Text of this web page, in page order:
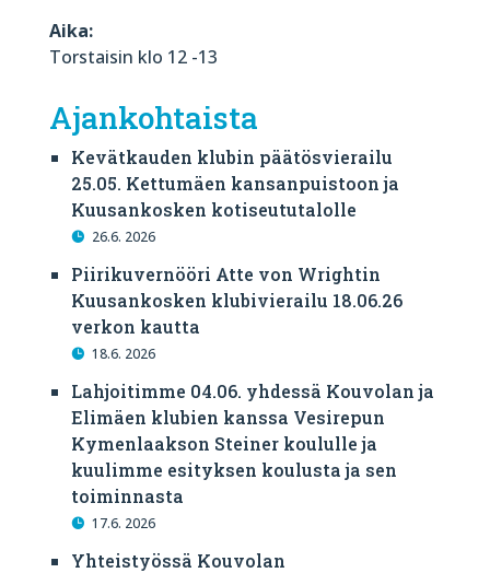
Aika:
Torstaisin klo 12 -13
Ajankohtaista
Kevätkauden klubin päätösvierailu
25.05. Kettumäen kansanpuistoon ja
Kuusankosken kotiseututalolle
26.6. 2026
Piirikuvernööri Atte von Wrightin
Kuusankosken klubivierailu 18.06.26
verkon kautta
18.6. 2026
Lahjoitimme 04.06. yhdessä Kouvolan ja
Elimäen klubien kanssa Vesirepun
Kymenlaakson Steiner koululle ja
kuulimme esityksen koulusta ja sen
toiminnasta
17.6. 2026
Yhteistyössä Kouvolan